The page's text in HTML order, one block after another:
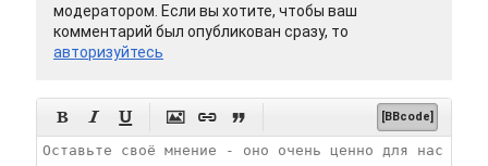
модератором. Если вы хотите, чтобы ваш
комментарий был опубликован сразу, то
авторизуйтесь
      [BBcode]